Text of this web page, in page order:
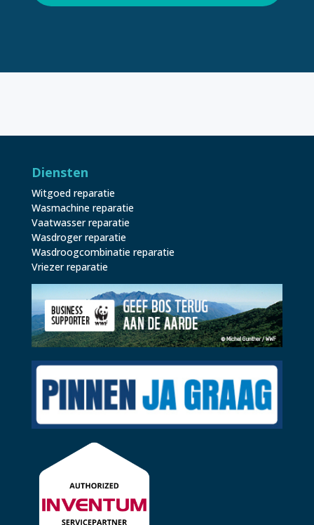
Diensten
Witgoed reparatie
Wasmachine reparatie
Vaatwasser reparatie
Wasdroger reparatie
Wasdroogcombinatie reparatie
Vriezer reparatie